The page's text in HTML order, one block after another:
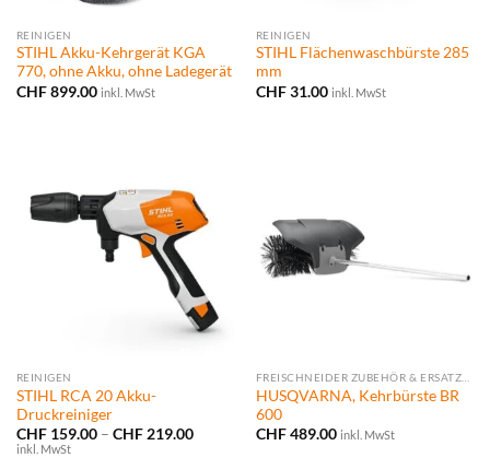
REINIGEN
STIHL Akku-Kehrgerät KGA
770, ohne Akku, ohne Ladegerät
CHF899.00 inkl. MwSt
REINIGEN
STIHL Flächenwaschbürste 285
mm
CHF31.00 inkl. MwSt
REINIGEN
STIHL RCA 20 Akku-
Druckreiniger
CHF159.00 – CHF219.00Preisspanne:
inkl. MwSt
HUSQVARNA, Kehrbürste BR
600
CHF489.00 inkl. MwSt